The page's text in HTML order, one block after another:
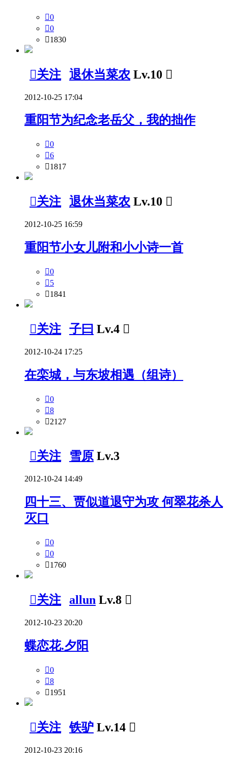
0
0
1830
关注 退休当菜农 Lv.10 
2012-10-25 17:04
重阳节为纪念老岳父，我的拙作
0
6
1817
关注 退休当菜农 Lv.10 
2012-10-25 16:59
重阳节小女儿附和小小诗一首
0
5
1841
关注 子曰 Lv.4 
2012-10-24 17:25
在栾城，与东坡相遇（组诗）
0
8
2127
关注 雪原 Lv.3
2012-10-24 14:49
四十三、贾似道退守为攻 何翠花杀人
灭口
0
0
1760
关注 allun Lv.8 
2012-10-23 20:20
蝶恋花.夕阳
0
8
1951
关注 铁驴 Lv.14 
2012-10-23 20:16